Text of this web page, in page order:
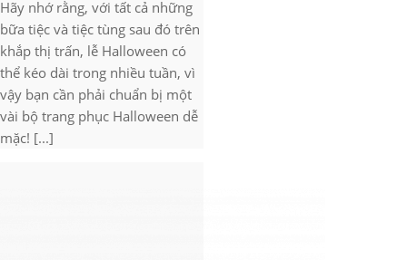
Hãy nhớ rằng, với tất cả những
bữa tiệc và tiệc tùng sau đó trên
khắp thị trấn, lễ Halloween có
thể kéo dài trong nhiều tuần, vì
vậy bạn cần phải chuẩn bị một
vài bộ trang phục Halloween dễ
mặc! [...]